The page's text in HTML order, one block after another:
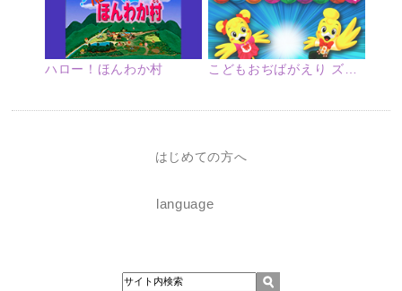
ハロー！ほんわか村 こどもおぢばがえり ズームアップ
はじめての方へ
language